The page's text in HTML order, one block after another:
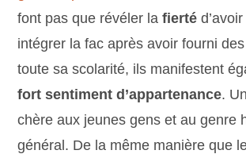
font pas que révéler la fierté
intégrer la fac après avoir fourni
toute sa scolarité, ils manifestent
fort sentiment d’appartenance.
chère aux jeunes gens et au genre
général. De la même manière que